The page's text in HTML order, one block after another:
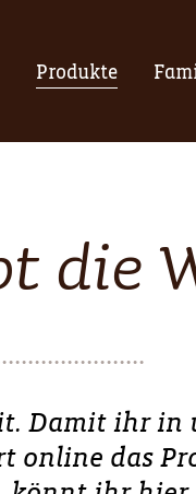
Produkte
die
Damit ihr in
online das